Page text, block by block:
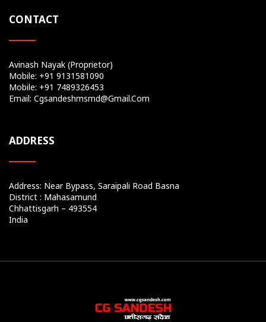
CONTACT
Avinash Nayak (Proprietor)
Mobile: +91 9131581090
Mobile: +91 7489326453
Email: Cgsandeshmsmd@gmail.com
ADDRESS
Address: Near Bypass, Saraipali Road Basna
District : Mahasamund
Chhattisgarh – 493554
India